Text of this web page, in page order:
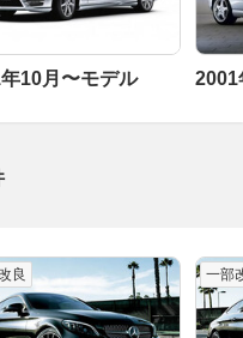
10月〜モデル 2001
良 一部